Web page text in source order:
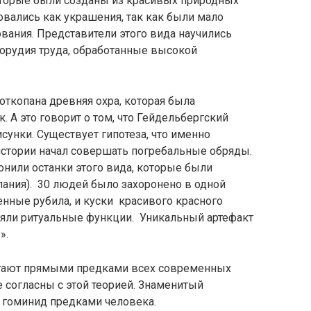
как украшения, так как были мало
Представители этого вида научились
труда, обработанные высокой
древняя охра, которая была
А это говорит о том, что Гейдельбергский
Существует гипотеза, что именно
начал совершать погребальные обряды.
останки этого вида, которые были
30 людей было захоронено в одной
рубила, и куски красивого красного
ритуальные функции. Уникальный артефакт
прямыми предками всех современных
с этой теорией. Знаменитый
предками человека.